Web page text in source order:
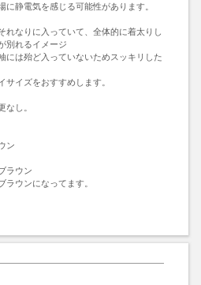
に静電気を感じる可能性があります。
れなりに入っていて、全体的に着太りし
別れるイメージ
には殆ど入っていないためスッキリした
サイズをおすすめします。
なし。
ン
ラウン
ラウンになってます。